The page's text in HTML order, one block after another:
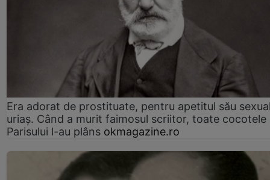
Era adorat de prostituate, pentru apetitul său
uriaș. Când a murit faimosul scriitor, toate cocotele
Parisului l-au plâns okmagazine.ro